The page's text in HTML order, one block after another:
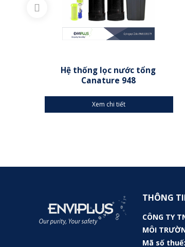
Hệ thống lọc nước tổng
Canature 948
Xem chi tiết
THÔNG
CÔNG TY
MÔI
Mã số thuế: